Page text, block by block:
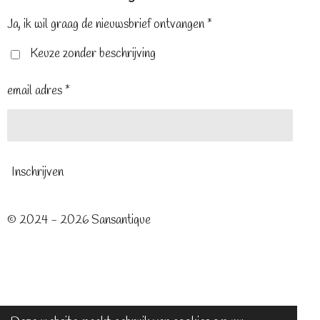
o
e
t
r
m
Ja, ik wil graag de nieuwsbrief ontvangen *
Keuze zonder beschrijving
email adres *
Inschrijven
© 2024 - 2026 Sansantique